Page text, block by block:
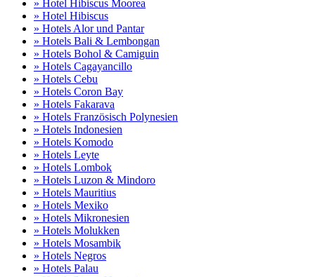
» Hotel Hibiscus Moorea
» Hotel Hibiscus
» Hotels Alor und Pantar
» Hotels Bali & Lembongan
» Hotels Bohol & Camiguin
» Hotels Cagayancillo
» Hotels Cebu
» Hotels Coron Bay
» Hotels Fakarava
» Hotels Französisch Polynesien
» Hotels Indonesien
» Hotels Komodo
» Hotels Leyte
» Hotels Lombok
» Hotels Luzon & Mindoro
» Hotels Mauritius
» Hotels Mexiko
» Hotels Mikronesien
» Hotels Molukken
» Hotels Mosambik
» Hotels Negros
» Hotels Palau